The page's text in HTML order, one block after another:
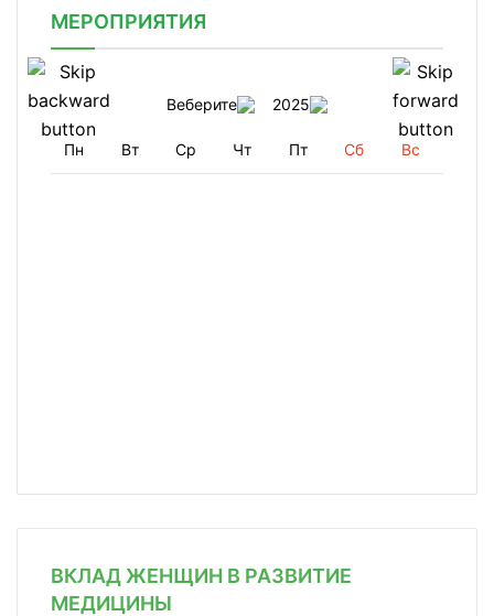
МЕРОПРИЯТИЯ
Веберите 2025
Пн Вт Ср Чт Пт Сб Вс
ВКЛАД ЖЕНЩИН В РАЗВИТИЕ
МЕДИЦИНЫ